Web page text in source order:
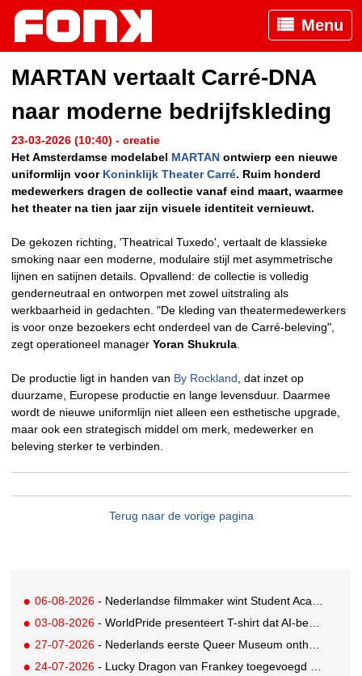
Menu
MARTAN vertaalt Carré-DNA
naar moderne bedrijfskleding
23-03-2026 (10:40) - creatie
Het Amsterdamse modelabel MARTAN ontwierp een nieuwe
uniformlijn voor Koninklijk Theater Carré. Ruim honderd
medewerkers dragen de collectie vanaf eind maart, waarmee
het theater na tien jaar zijn visuele identiteit vernieuwt.
De gekozen richting, 'Theatrical Tuxedo', vertaalt de klassieke
smoking naar een moderne, modulaire stijl met asymmetrische
lijnen en satijnen details. Opvallend: de collectie is volledig
genderneutraal en ontworpen met zowel uitstraling als
werkbaarheid in gedachten. "De kleding van theatermedewerkers
is voor onze bezoekers echt onderdeel van de Carré-beleving",
zegt operationeel manager Yoran Shukrula
De productie ligt in handen van By Rockland , dat inzet op
duurzame, Europese productie en lange levensduur. Daarmee
wordt de nieuwe uniformlijn niet alleen een esthetische upgrade,
maar ook een strategisch middel om merk, medewerker en
beleving sterker te verbinden.
Terug naar de vorige pagina
06-08-2026 - Nederlandse filmmaker wint Student Academy Award
03-08-2026 - WorldPride presenteert T-shirt dat AI-bewakingscamera's misleidt
27-07-2026 - Nederlands eerste Queer Museum onthult nieuwe visuele identiteit
24-07-2026 - Lucky Dragon van Frankey toegevoegd aan vaste opstelling STRAAT Museum